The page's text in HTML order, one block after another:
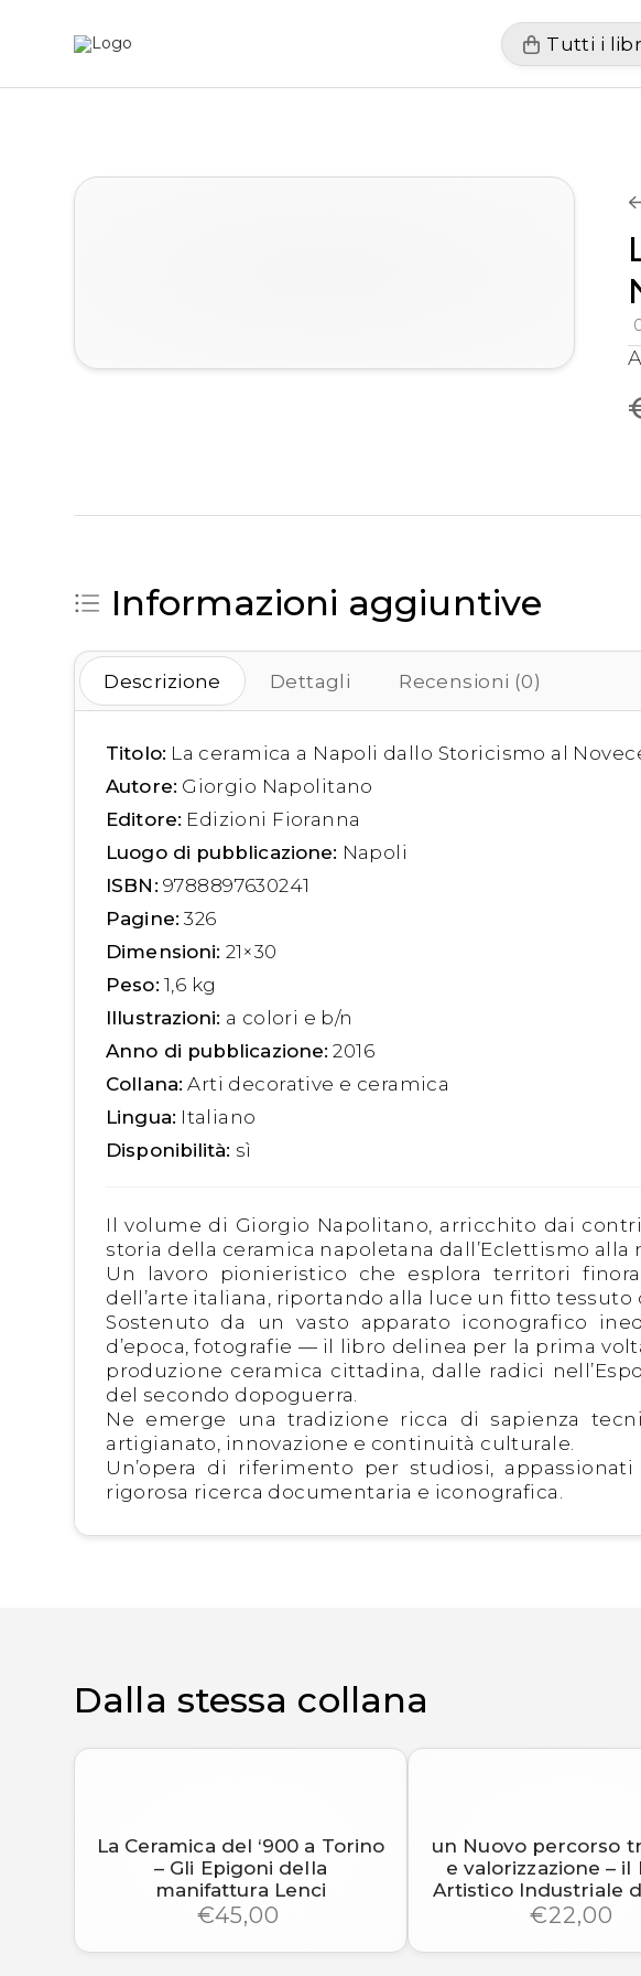
Tutti i
Informazioni aggiuntive
Descrizione Dettagli Recensioni (0)
Titolo: La ceramica a Napoli dallo Storicismo al
Autore: Giorgio Napolitano
Editore: Edizioni Fioranna
Luogo di pubblicazione: Napoli
ISBN: 9788897630241
Pagine: 326
Dimensioni: 21×30
Peso: 1,6 kg
Illustrazioni: a colori e b/n
Anno di pubblicazione: 2016
Collana: Arti decorative e ceramica
Lingua: Italiano
Disponibilità: sì
Il volume di Giorgio Napolitano, arricchito dai
storia della ceramica napoletana dall’Eclettismo alla
Un lavoro pionieristico che esplora territori
dell’arte italiana, riportando alla luce un fitto
Sostenuto da un vasto apparato iconografico
d’epoca, fotografie — il libro delinea per la prima
produzione ceramica cittadina, dalle radici
del secondo dopoguerra.
Ne emerge una tradizione ricca di sapienza
artigianato, innovazione e continuità culturale.
Un’opera di riferimento per studiosi,
rigorosa ricerca documentaria e iconografica.
Dalla stessa collana
La Ceramica del ‘900 a Torino
– Gli Epigoni della
manifattura Lenci
€45,00
un Nuovo percorso
e valorizzazione – il
Artistico Industriale
€22,00